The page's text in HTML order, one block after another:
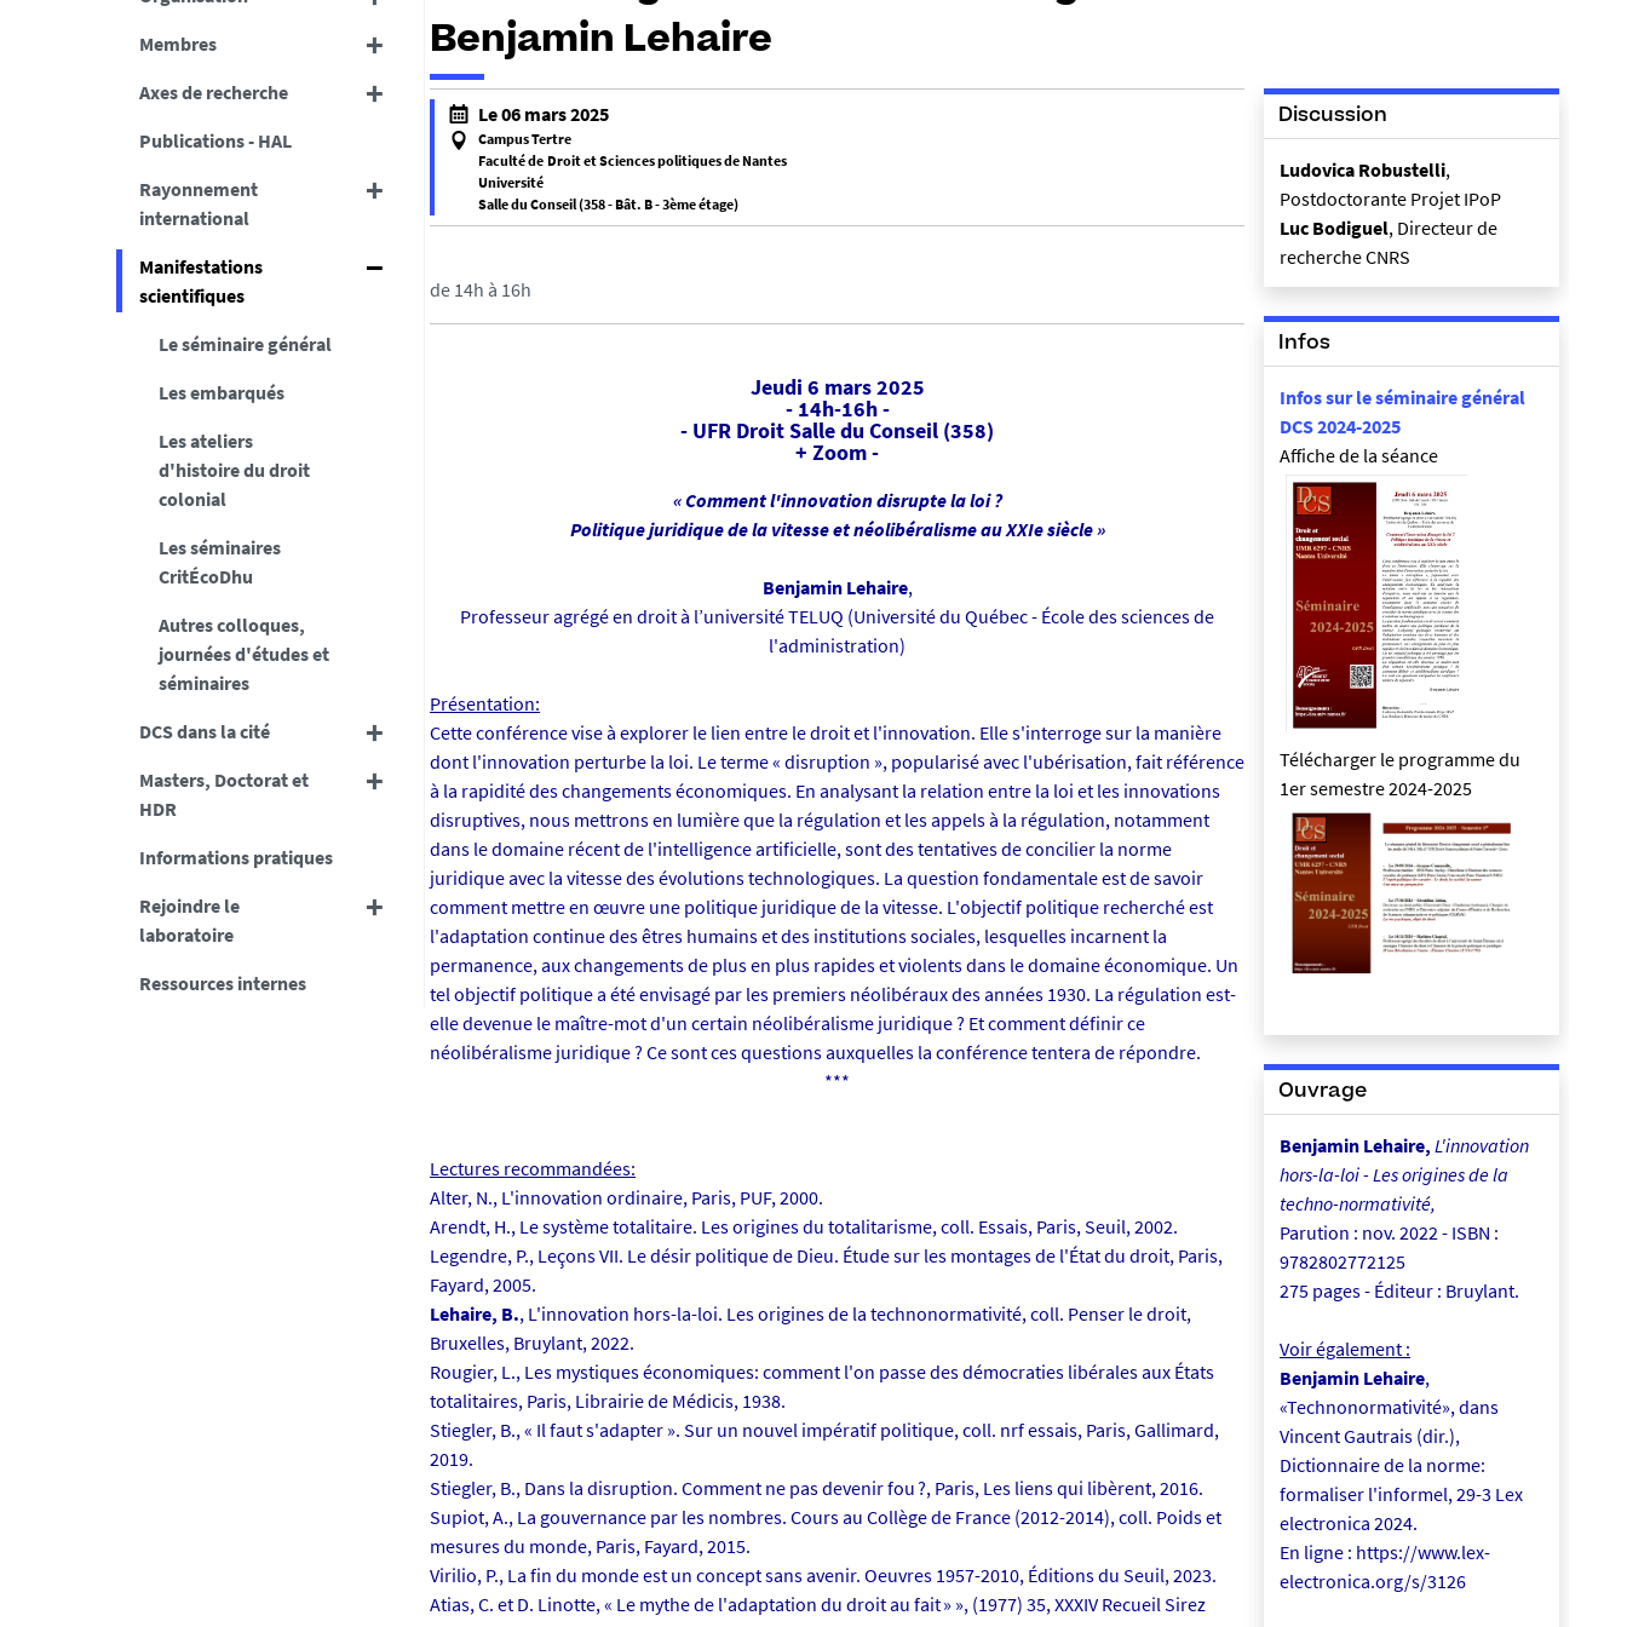
Membres
Axes de recherche
Publications - HAL
Rayonnement
international
Manifestations
scientifiques
Le séminaire général
Les embarqués
Les ateliers
d'histoire du droit
colonial
Les séminaires
CritÉcoDhu
Autres colloques,
journées d'études et
séminaires
DCS dans la cité
Masters, Doctorat et
HDR
Informations pratiques
Rejoindre le
laboratoire
Ressources internes
Benjamin Lehaire
h
s
e
s
.
f
r
/
m
e
d
i
a
s
/
t
o
/
s
e
m
g
e
n
-
d
c
s
-
2
0
Le 06 mars 2025
Campus Tertre
Faculté de Droit et Sciences politiques de Nantes
Université
Salle du Conseil (358 - Bât. B - 3ème étage)
f
l
de 14h à 16h
Jeudi 6 mars 2025
- 14h-16h -
- UFR Droit Salle du Conseil (358)
+ Zoom -
« Comment l'innovation disrupte la loi ?
Politique juridique de la vitesse et néolibéralisme au XXIe siècle»
Benjamin Lehaire,
Professeur agrégé en droit à l’université TELUQ (Université du Québec - École des sciences de
l'administration)
Présentation:
Cette conférence vise à explorer le lien entre le droit et l'innovation. Elle s'interroge sur la manière
dont l'innovation perturbe la loi. Le terme « disruption », popularisé avec l'ubérisation, fait référence
à la rapidité des changements économiques. En analysant la relation entre la loi et les innovations
disruptives, nous mettrons en lumière que la régulation et les appels à la régulation, notamment
dans le domaine récent de l'intelligence artificielle, sont des tentatives de concilier la norme
juridique avec la vitesse des évolutions technologiques. La question fondamentale est de savoir
comment mettre en œuvre une politique juridique de la vitesse. L'objectif politique recherché est
l'adaptation continue des êtres humains et des institutions sociales, lesquelles incarnent la
permanence, aux changements de plus en plus rapides et violents dans le domaine économique. Un
tel objectif politique a été envisagé par les premiers néolibéraux des années 1930. La régulation est-
elle devenue le maître-mot d'un certain néolibéralisme juridique ? Et comment définir ce
néolibéralisme juridique ? Ce sont ces questions auxquelles la conférence tentera de répondre.
***
Lectures recommandées:
Alter, N., L'innovation ordinaire, Paris, PUF, 2000.
Arendt, H., Le système totalitaire. Les origines du totalitarisme, coll. Essais, Paris, Seuil, 2002.
Legendre, P., Leçons VII. Le désir politique de Dieu. Étude sur les montages de l'État du droit, Paris,
Fayard, 2005.
Lehaire, B., L'innovation hors-la-loi. Les origines de la technonormativité, coll. Penser le droit,
Bruxelles, Bruylant, 2022.
Rougier, L., Les mystiques économiques: comment l'on passe des démocraties libérales aux États
totalitaires, Paris, Librairie de Médicis, 1938.
Stiegler, B., « Il faut s'adapter ». Sur un nouvel impératif politique, coll. nrf essais, Paris, Gallimard,
2019.
Stiegler, B., Dans la disruption. Comment ne pas devenir fou ?, Paris, Les liens qui libèrent, 2016.
Supiot, A., La gouvernance par les nombres. Cours au Collège de France (2012-2014), coll. Poids et
mesures du monde, Paris, Fayard, 2015.
Virilio, P., La fin du monde est un concept sans avenir. Oeuvres 1957-2010, Éditions du Seuil, 2023.
Atias, C. et D. Linotte, « Le mythe de l'adaptation du droit au fait » », (1977) 35, XXXIV Recueil Sirez
Discussion
Ludovica Robustelli,
Postdoctorante Projet IPoP
Luc Bodiguel, Directeur de
recherche CNRS
Infos
Infos sur le séminaire général
DCS 2024-2025
Affiche de la séance
Télécharger le programme du
1er semestre 2024-2025
Ouvrage
Benjamin Lehaire, L'innovation
hors-la-loi - Les origines de la
techno-normativité,
Parution : nov. 2022 - ISBN :
9782802772125
275 pages - Éditeur : Bruylant.
Voir également :
Benjamin Lehaire,
«Technonormativité», dans
Vincent Gautrais (dir.),
Dictionnaire de la norme:
formaliser l'informel, 29-3 Lex
electronica 2024.
En ligne : https://www.lex-
electronica.org/s/3126